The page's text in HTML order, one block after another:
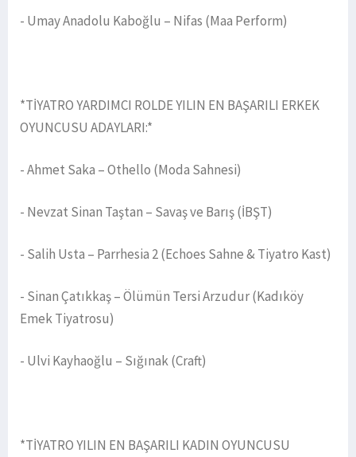
- Umay Anadolu Kaboğlu – Nifas (Maa Perform)
*TİYATRO YARDIMCI ROLDE YILIN EN BAŞARILI ERKEK
OYUNCUSU ADAYLARI:*
- Ahmet Saka – Othello (Moda Sahnesi)
- Nevzat Sinan Taştan – Savaş ve Barış (İBŞT)
- Salih Usta – Parrhesia 2 (Echoes Sahne & Tiyatro Kast)
- Sinan Çatıkkaş – Ölümün Tersi Arzudur (Kadıköy
Emek Tiyatrosu)
- Ulvi Kayhaoğlu – Sığınak (Craft)
*TİYATRO YILIN EN BAŞARILI KADIN OYUNCUSU